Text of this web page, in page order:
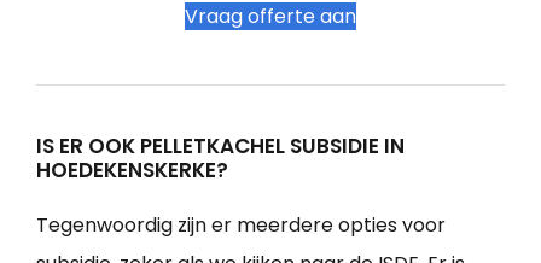
Vraag offerte aan
IS ER OOK PELLETKACHEL SUBSIDIE IN
HOEDEKENSKERKE?
Tegenwoordig zijn er meerdere opties voor